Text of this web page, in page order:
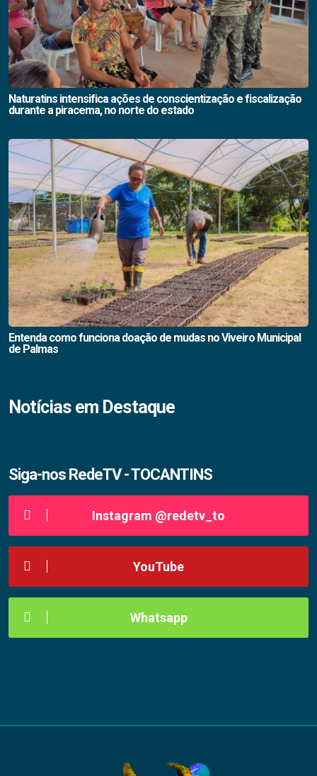
Naturatins intensifica ações de conscientização e fiscalização
durante a piracema, no norte do estado
Entenda como funciona doação de mudas no Viveiro Municipal
de Palmas
Notícias em Destaque
Siga-nos RedeTV - TOCANTINS
Instagram @redetv_to
YouTube
Whatsapp